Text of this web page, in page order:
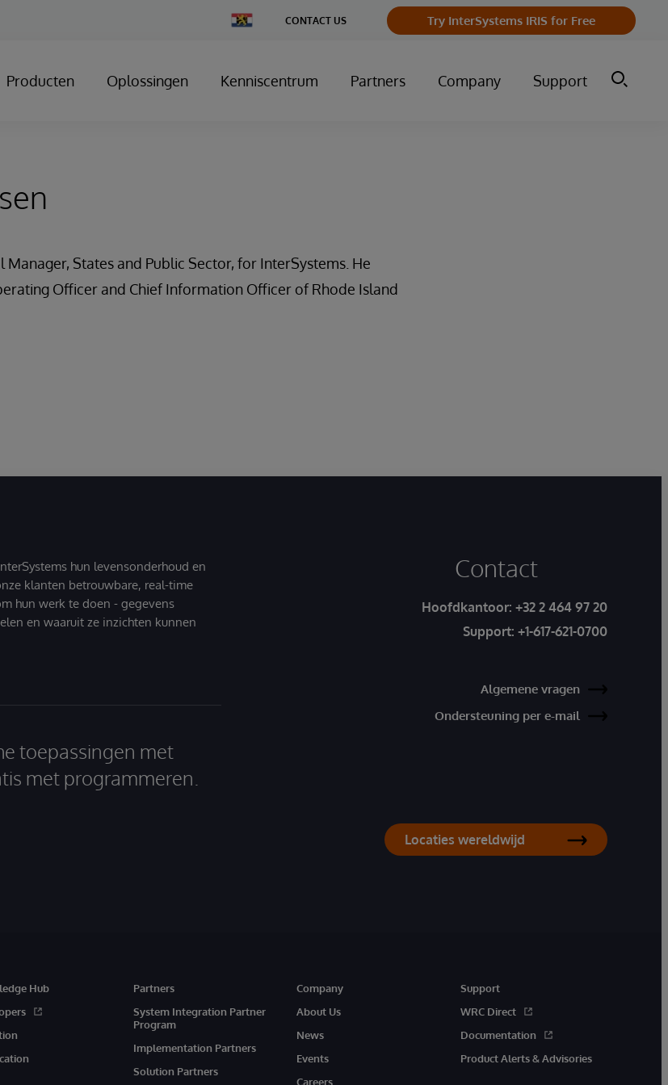
Change
Country
CONTACT US Try InterSystems IRIS for Free
Producten Oplossingen Kenniscentrum Partners Company Support
Manager, States and Public Sector, for InterSystems. He
Officer and Chief Information Officer of Rhode Island
hun levensonderhoud en
klanten betrouwbare, real-time
hun werk te doen - gegevens
en waaruit ze inzichten kunnen
toepassingen met
met programmeren.
Contact
Hoofdkantoor: +32 2 464 97 20
Support: +1-617-621-0700
Algemene vragen
Ondersteuning per e-mail
Locaties wereldwijd
Hub
Partners
System Integration Partner
Program
Implementation Partners
Solution Partners
Company
About Us
News
Events
Careers
Support
WRC Direct
Documentation
Product Alerts & Advisories